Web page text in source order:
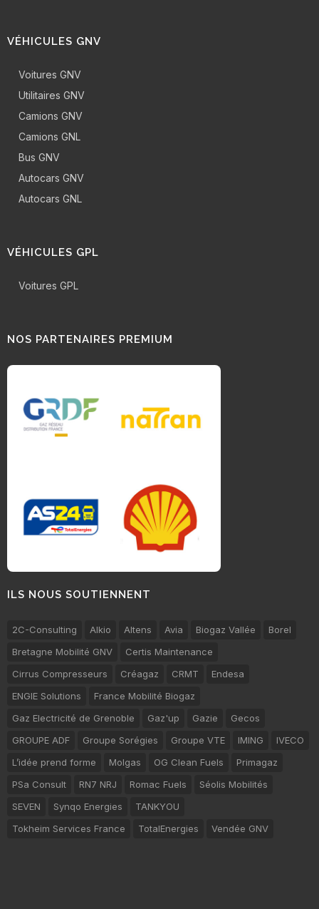
VÉHICULES GNV
Voitures GNV
Utilitaires GNV
Camions GNV
Camions GNL
Bus GNV
Autocars GNV
Autocars GNL
VÉHICULES GPL
Voitures GPL
NOS PARTENAIRES PREMIUM
ILS NOUS SOUTIENNENT
2C-Consulting Alkio Altens Avia Biogaz Vallée
Borel
Bretagne Mobilité GNV
Certis Maintenance
Cirrus Compresseurs
Créagaz CRMT
Endesa
ENGIE Solutions
France Mobilité Biogaz
Gaz Electricité de Grenoble
Gaz'up Gazie
Gecos
GROUPE ADF
Groupe Sorégies Groupe VTE IMING
IVECO
L’idée prend forme
Molgas OG Clean Fuels
Primagaz
PSa Consult
RN7 NRJ Romac Fuels
Séolis Mobilités
SEVEN
Synqo Energies
TANKYOU
Tokheim Services France
TotalEnergies Vendée GNV